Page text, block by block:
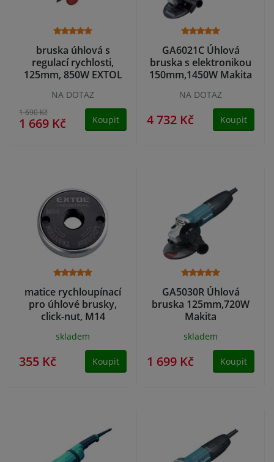
bruska úhlová s
regulací rychlosti,
125mm, 850W EXTOL
NA DOTAZ
1 690 Kč
1 669 Kč Koupit
GA6021C Úhlová
bruska s elektronikou
150mm,1450W Makita
NA DOTAZ
4 732 Kč Koupit
matice rychloupínací
pro úhlové brusky,
click-nut, M14
skladem
355 Kč Koupit
GA5030R Úhlová
bruska 125mm,720W
Makita
skladem
1 699 Kč Koupit